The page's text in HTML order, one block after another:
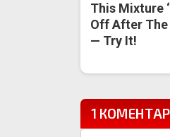
This Mixture
Off After The
— Try It!
1